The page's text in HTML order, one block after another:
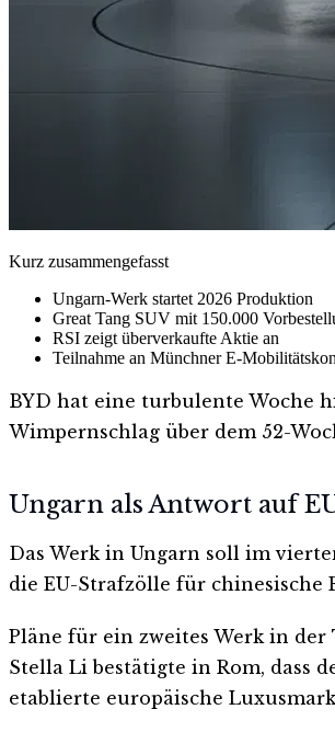
Kurz zusammengefasst
Ungarn-Werk startet 2026 Produktion
Great Tang SUV mit 150.000
RSI zeigt überverkaufte Aktie an
Teilnahme an Münchner E-
BYD hat eine turbulente Woche
Wimpernschlag über dem 52-
Ungarn als Antwort auf
Das Werk in Ungarn soll im
die EU-Strafzölle für chinesische
Pläne für ein zweites Werk in der
Stella Li bestätigte in Rom, dass
etablierte europäische